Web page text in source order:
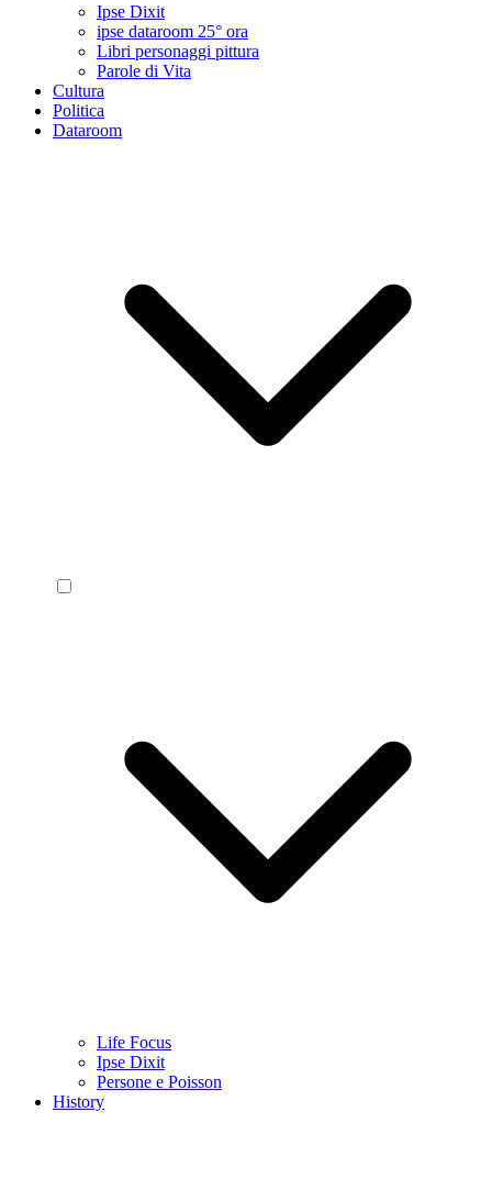
Ipse Dixit
ipse dataroom 25° ora
Libri personaggi pittura
Parole di Vita
Cultura
Politica
Dataroom
Life Focus
Ipse Dixit
Persone e Poisson
History